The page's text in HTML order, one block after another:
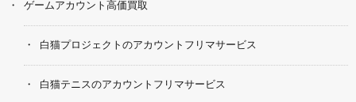
ゲームアカウント高価買取
白猫プロジェクトのアカウントフリマサービス
白猫テニスのアカウントフリマサービス